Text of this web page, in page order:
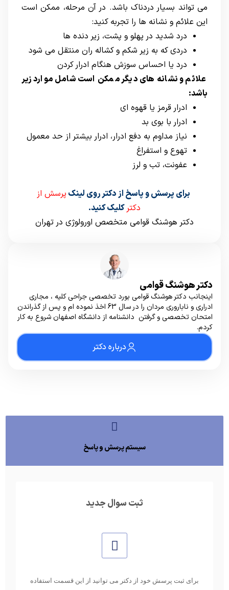
می تواند بسیار دردناک باشد. در آن مرحله، ممکن است
این علائم و نشانه ها را تجربه کنید:
درد شدید در پهلو و پشت، زیر دنده ها
دردی که به زیر شکم و کشاله ران منتقل می شود
درد یا احساس سوزش هنگام ادرار کردن
علائم و نشانه های دیگر ممکن است شامل موارد زیر
باشد:
ادرار قرمز یا قهوه ای
ادرار با بوی بد
نیاز مداوم به دفع ادرار، ادرار بیشتر از حد معمول
تهوع و استفراغ
عفونت، تب و لرز
برای پرسش و پاسخ از دکتر روی لینک پرسش از
دکتر کلیک کنید.
دکتر هوشنگ قوامی متخصص اورولوژی در تهران
دکتر هوشنگ قوامی
اینجانب دکتر هوشنگ قوامی بورد تخصصی جراحی کلیه ، مجاری
ادراری و ناباروری مردان را در سال 63 اخذ نموده ام و پس از گذراندن
امتحان تخصصی و گرفتن دانشنامه از دانشگاه اصفهان شروع به کار
کردم.
درباره دکتر
سیستم پرسش و پاسخ
ثبت سوال جدید
برای ثبت پرسش خود از دکتر می توانید از این قسمت استفاده